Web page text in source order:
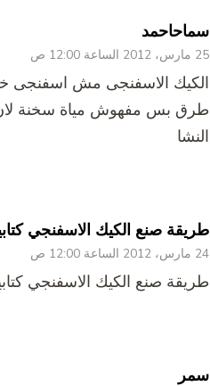
سماحاحمد
25 مارس، 2012 الساعة 12:00 ص
الكيك الاسفنجى مش اسفنجى
طرق بس مفهوش مياة سخنة لان
النشا
طريقة صنع الكيك الاسفنجي
24 مارس، 2012 الساعة 12:00 ص
طريقة صنع الكيك الاسفنجي
سمر